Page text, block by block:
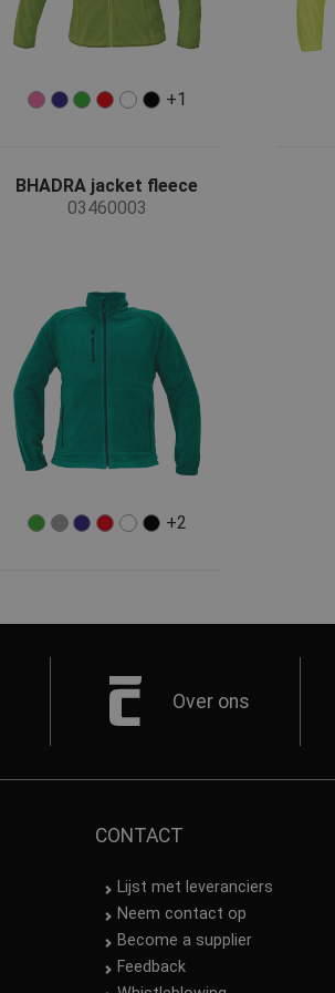
+1
BHADRA jacket fleece
03460003
+2
Over ons
CONTACT
Lijst met leveranciers
Neem contact op
Become a supplier
Feedback